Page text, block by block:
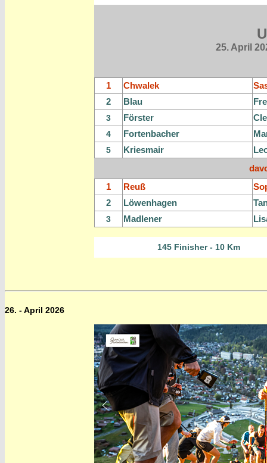
25. April
1 Chwalek
2
Blau
3 Förster
4 Fortenbacher
5 Kriesmair
1
Reuß
2
Löwenhagen
3 Madlener
145 Finisher - 10 Km
26. - April 2026